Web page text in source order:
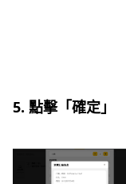
5. 點擊「確定」